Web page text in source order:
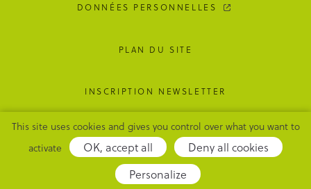
DONNÉES PERSONNELLES
PLAN DU SITE
INSCRIPTION NEWSLETTER
GESTION DES COOKIES
Adipso,
agence
This site uses cookies and gives you control over what you want to
activate
OK, accept all
Deny all cookies
Personalize